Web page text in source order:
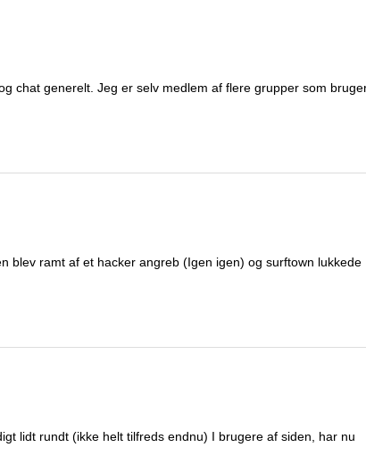
chat generelt. Jeg er selv medlem af flere grupper som
blev ramt af et hacker angreb (Igen igen) og surftown lukkede
lidt rundt (ikke helt tilfreds endnu) I brugere af siden, har nu